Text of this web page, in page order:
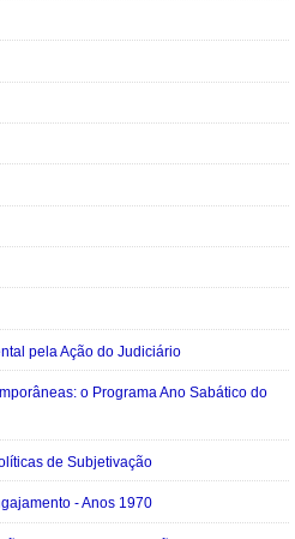
pela Ação do Judiciário
o Programa Ano Sabático do
de Subjetivação
- Anos 1970